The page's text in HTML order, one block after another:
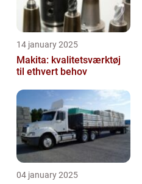
14 january 2025
Makita: kvalitetsværktøj
til ethvert behov
04 january 2025